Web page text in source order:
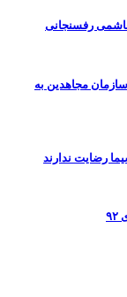
رفسنجانی
مجاهدین به
رضایت ندارند